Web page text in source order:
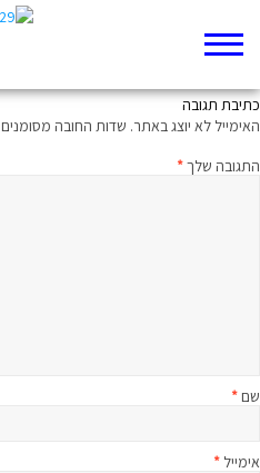
כתיבת תגובה
האימייל לא יוצג באתר. שדות החובה מסומנים
התגובה שלך*
שם*
אימייל *